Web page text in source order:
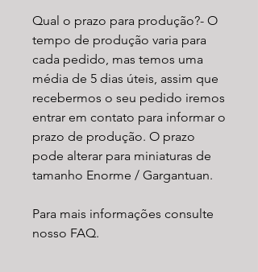
Qual o prazo para produção?- O
tempo de produção varia para
cada pedido, mas temos uma
média de 5 dias úteis, assim que
recebermos o seu pedido iremos
entrar em contato para informar o
prazo de produção. O prazo
pode alterar para miniaturas de
tamanho Enorme / Gargantuan.
Para mais informações consulte
nosso FAQ.